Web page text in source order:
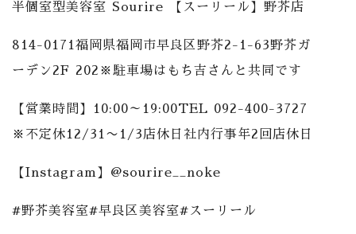
半個室型美容室 Sourire 【スーリール】野芥店
814-0171福岡県福岡市早良区野芥2-1-63野芥ガ
ーデン2F 202※駐車場はもち吉さんと共同です
【営業時間】10:00～19:00TEL 092-400-3727
※不定休12/31〜1/3店休日社内行事年2回店休日
【Instagram】@sourire__noke
#野芥美容室#早良区美容室#スーリール